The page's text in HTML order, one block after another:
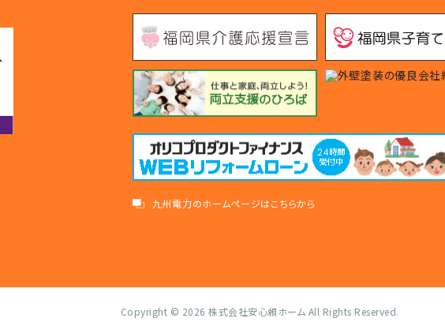
九州電力のホームページはこちらから
Copyright © 2026 株式会社安心頼ホーム All Rights Reserved.